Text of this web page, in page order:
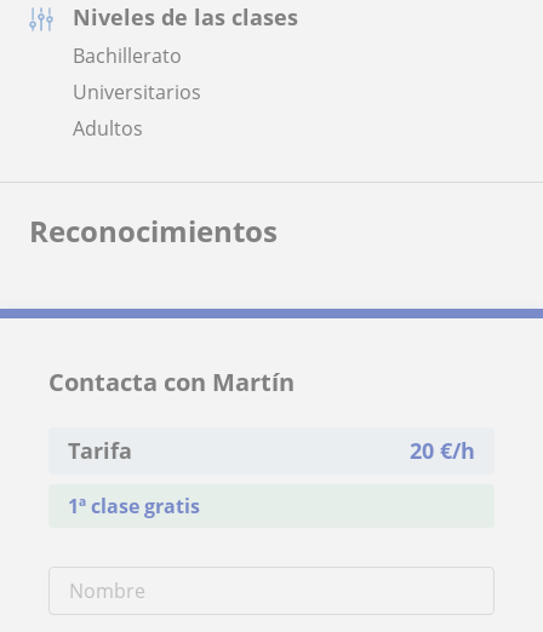
Niveles de las clases
Bachillerato
Universitarios
Adultos
Reconocimientos
Contacta con Martín
Tarifa 20 €/h
1ª clase gratis